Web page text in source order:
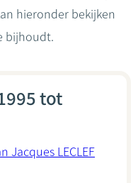
hieronder bekijken
bijhoudt.
tot
Jacques LECLEF